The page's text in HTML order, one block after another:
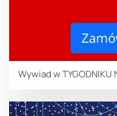
Wywiad w